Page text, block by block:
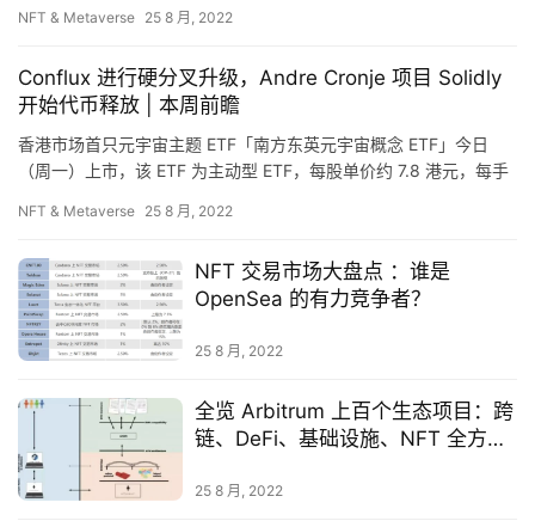
数
常
用
工
具
荐
NFT & Metaverse 25 8 月, 2022
Conflux 进行硬分叉升级，Andre Cronje 项目 Solidly
开始代币释放 | 本周前瞻
香港市场首只元宇宙主题 ETF「南方东英元宇宙概念 ETF」今日
（周一）上市，该 ETF 为主动型 ETF，每股单价约 7.8 港元，每手
NFT & Metaverse 25 8 月, 2022
NFT 交易市场大盘点 ：谁是
OpenSea 的有力竞争者？
25 8 月, 2022
全览 Arbitrum 上百个生态项目：跨
链、DeFi、基础设施、NFT 全方位
25 8 月, 2022